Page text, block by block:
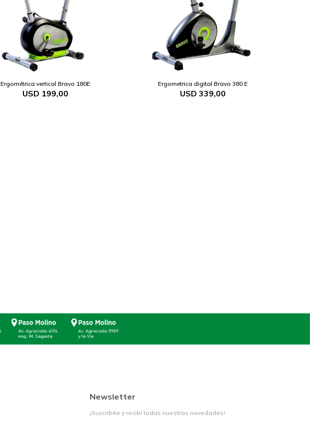
Ergométrica vertical Bravo 180E
USD 199,00
Ergometrica digital Bravo 380 E
USD 339,00
Newsletter
¡Suscribite y recibí todas nuestras novedades!